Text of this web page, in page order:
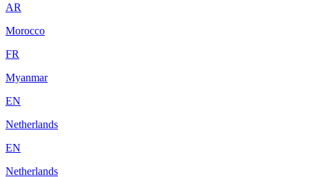
AR
Morocco
FR
Myanmar
EN
Netherlands
EN
Netherlands